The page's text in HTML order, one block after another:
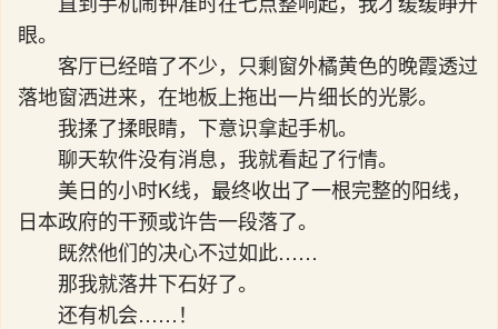
眼。
客厅已经暗了不少，只剩窗外橘黄色的晚霞透过
落地窗洒进来，在地板上拖出一片细长的光影。
我揉了揉眼睛，下意识拿起手机。
聊天软件没有消息，我就看起了行情。
美日的小时K线，最终收出了一根完整的阳线，
日本政府的干预或许告一段落了。
既然他们的决心不过如此……
那我就落井下石好了。
还有机会……！